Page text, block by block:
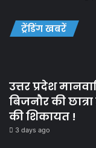
ट्रेंडिंग खबरें
उत्तर प्रदेश
बिजनौर की
की शिकायत !
3 days ago